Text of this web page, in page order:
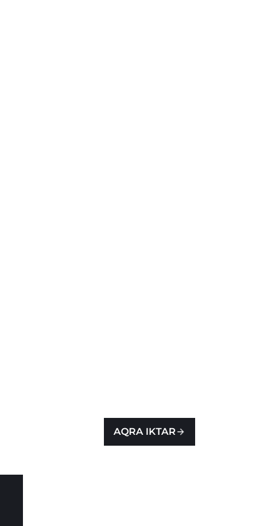
AQRA IKTAR